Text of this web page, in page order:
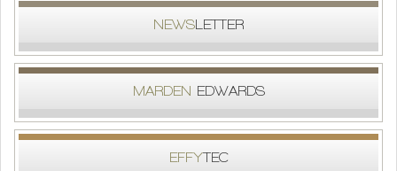
NEWSLETTER
MARDEN EDWARDS
EFFYTEC